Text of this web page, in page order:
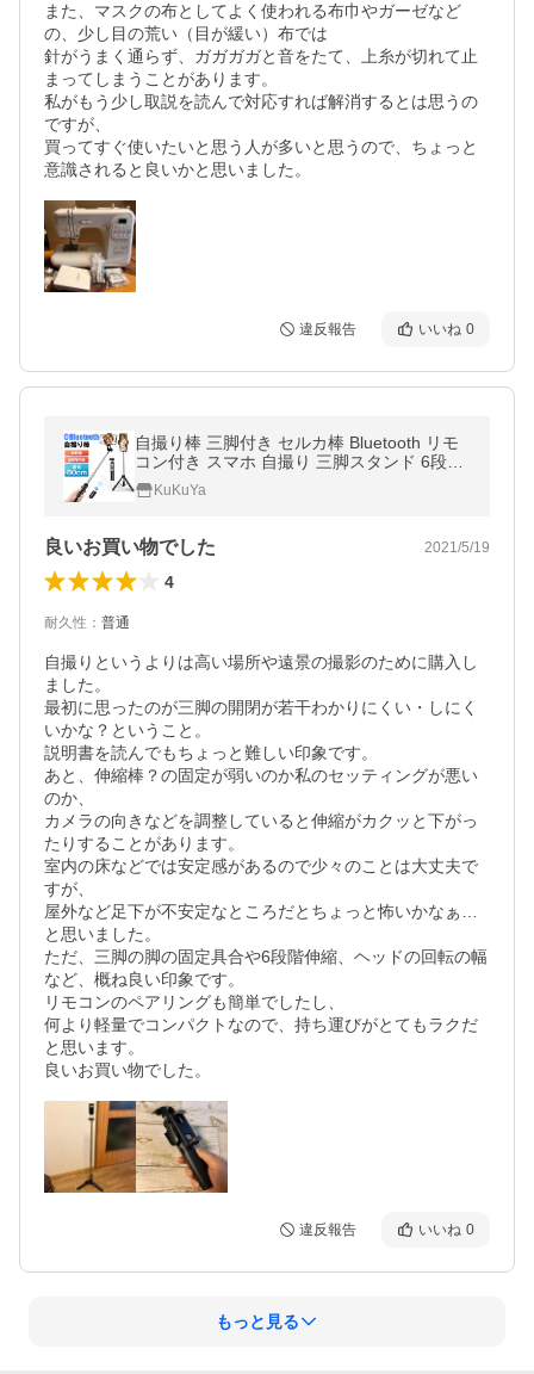
また、マスクの布としてよく使われる布巾やガーゼなど
の、少し目の荒い（目が緩い）布では
針がうまく通らず、ガガガガと音をたて、上糸が切れて止
まってしまうことがあります。
私がもう少し取説を読んで対応すれば解消するとは思うの
ですが、
買ってすぐ使いたいと思う人が多いと思うので、ちょっと
意識されると良いかと思いました。
違反報告 いいね 0
自撮り棒 三脚付き セルカ棒 Bluetooth リモ
コン付き スマホ 自撮り 三脚スタンド 6段階
伸縮調節 360度回転可能 iPhone Android対
応 ワイヤレス
KuKuYa
良いお買い物でした 2021/5/19
4
耐久性 ： 普通
自撮りというよりは高い場所や遠景の撮影のために購入し
ました。
最初に思ったのが三脚の開閉が若干わかりにくい・しにく
いかな？ということ。
説明書を読んでもちょっと難しい印象です。
あと、伸縮棒？の固定が弱いのか私のセッティングが悪い
のか、
カメラの向きなどを調整していると伸縮がカクッと下がっ
たりすることがあります。
室内の床などでは安定感があるので少々のことは大丈夫で
すが、
屋外など足下が不安定なところだとちょっと怖いかなぁ…
と思いました。
ただ、三脚の脚の固定具合や6段階伸縮、ヘッドの回転の幅
など、概ね良い印象です。
リモコンのペアリングも簡単でしたし、
何より軽量でコンパクトなので、持ち運びがとてもラクだ
と思います。
良いお買い物でした。
違反報告 いいね 0
もっと見る